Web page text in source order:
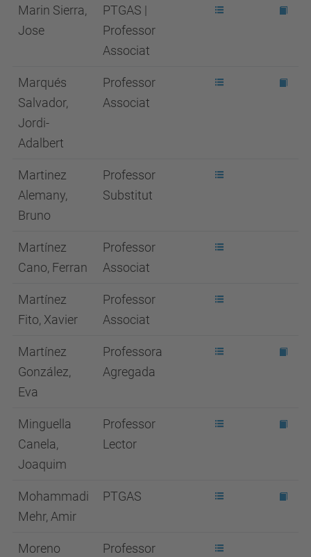
Marin Sierra,
Jose
PTGAS |
Professor
Associat
Marqués
Salvador,
Jordi-
Adalbert
Professor
Associat
Martinez
Alemany,
Bruno
Professor
Substitut
Martínez
Cano, Ferran
Professor
Associat
Martínez
Fito, Xavier
Professor
Associat
Martínez
González,
Eva
Professora
Agregada
Minguella
Canela,
Joaquim
Professor
Lector
Mohammadi
Mehr, Amir
PTGAS
Moreno
Professor